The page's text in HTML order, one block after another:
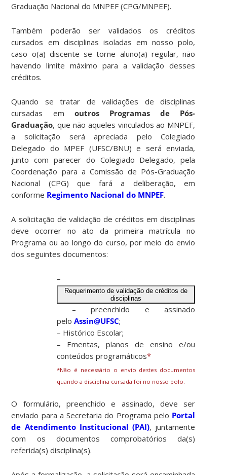
Graduação Nacional do MNPEF (CPG/MNPEF).
Também poderão ser validados os créditos
cursados em disciplinas isoladas em nosso polo,
caso o(a) discente se torne aluno(a) regular, não
havendo limite máximo para a validação desses
créditos.
Quando se tratar de validações de disciplinas
cursadas em outros Programas de Pós-
Graduação, que não aqueles vinculados ao MNPEF,
a solicitação será apreciada pelo Colegiado
Delegado do MPEF (UFSC/BNU) e será enviada,
junto com parecer do Colegiado Delegado, pela
Coordenação para a Comissão de Pós-Graduação
Nacional (CPG) que fará a deliberação, em
conforme Regimento Nacional do MNPEF.
A solicitação de validação de créditos em disciplinas
deve ocorrer no ato da primeira matrícula no
Programa ou ao longo do curso, por meio do envio
dos seguintes documentos:
–
Requerimento de validação de créditos de
disciplinas
– preenchido e assinado
peloAssin@UFSC;
– Histórico Escolar;
– Ementas, planos de ensino e/ou
conteúdos programáticos*
*Não é necessário o envio destes documentos
quando a disciplina cursada foi no nosso polo.
O formulário, preenchido e assinado, deve ser
enviado para a Secretaria do Programa pelo Portal
de Atendimento Institucional (PAI), juntamente
com os documentos comprobatórios da(s)
referida(s) disciplina(s).